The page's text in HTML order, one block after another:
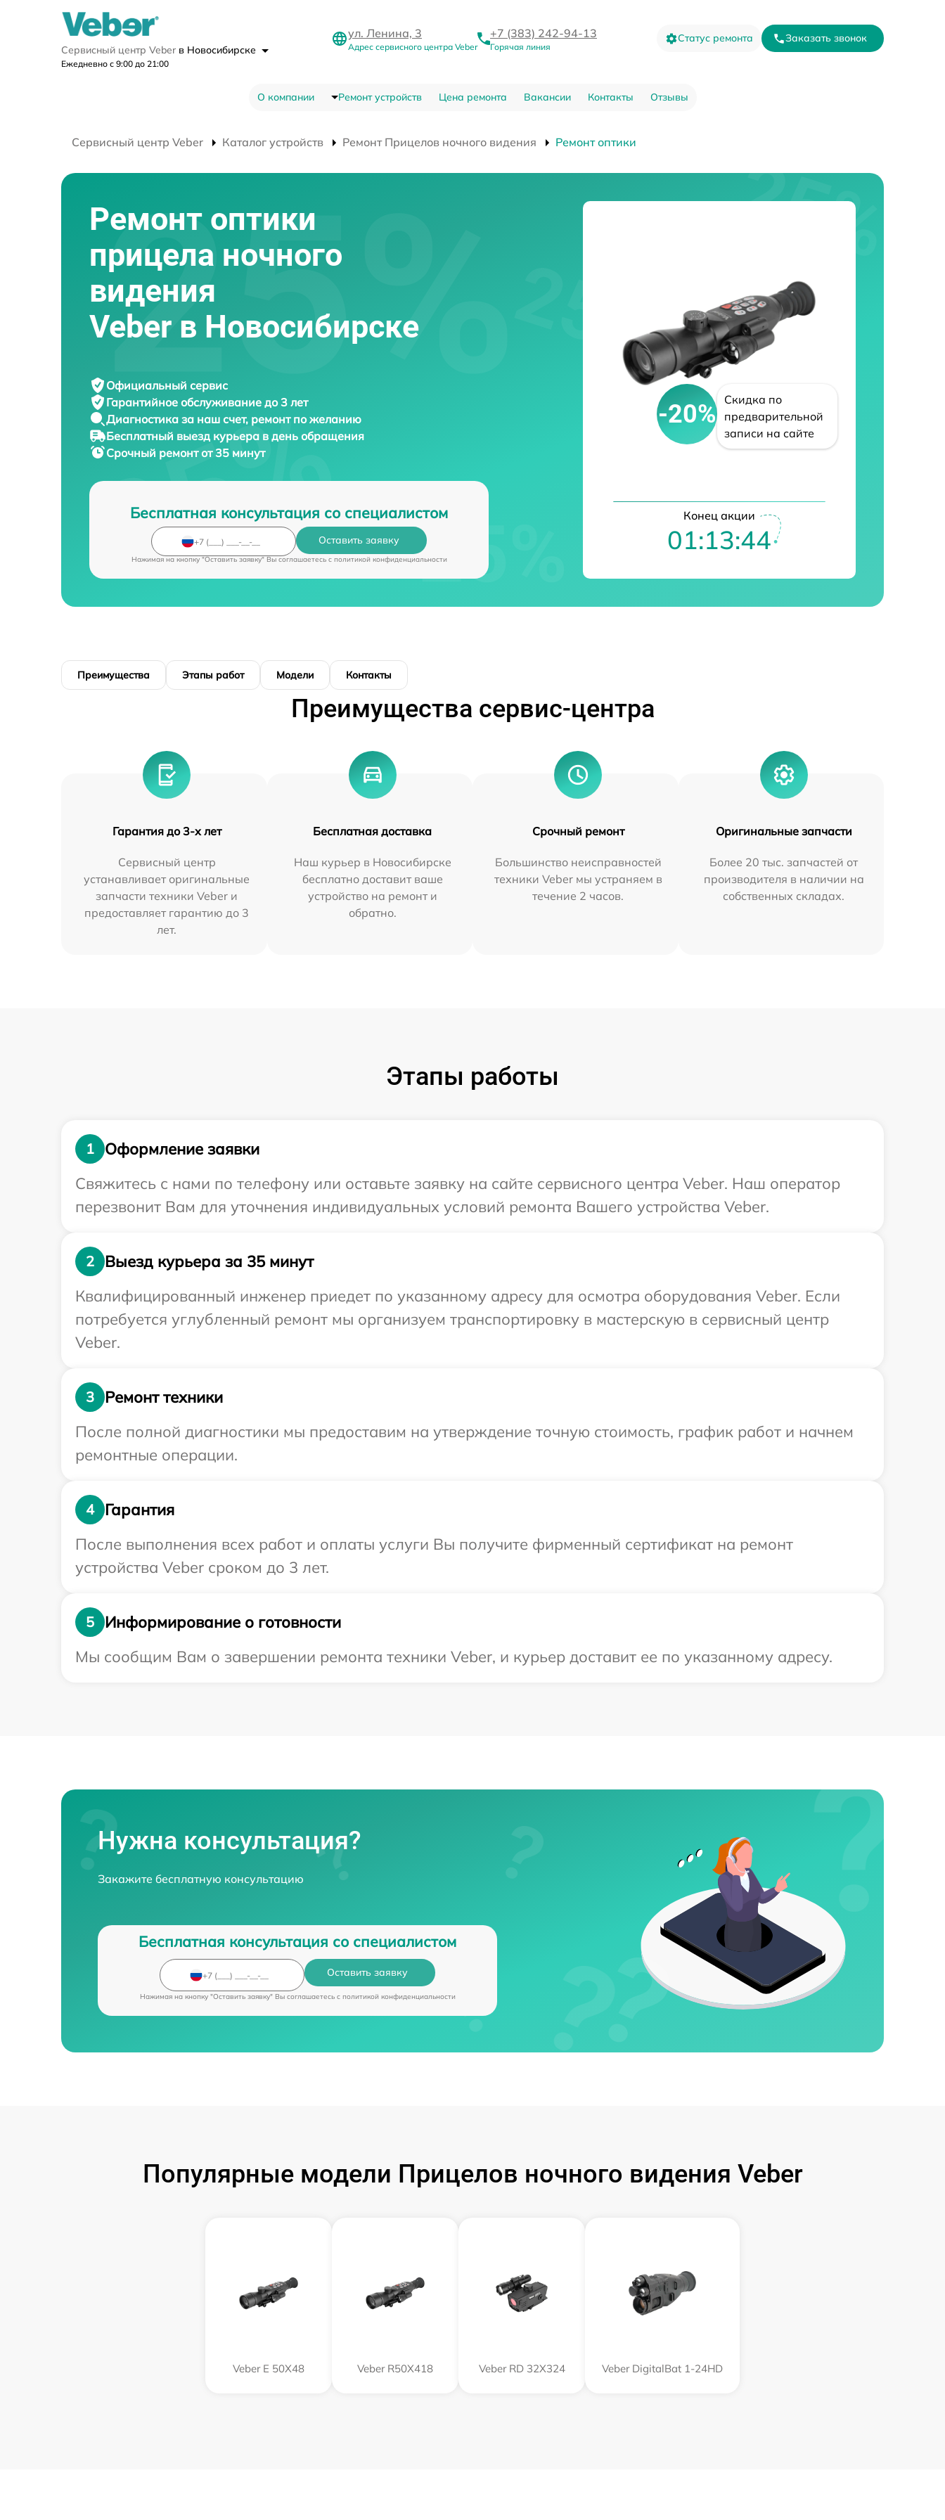
Сервисный центр Veber в Новосибирске
Ежедневно с 9:00 до 21:00
ул. Ленина, 3
Адрес сервисного центра Veber
+7 (383) 242-94-13
Горячая линия
Статус ремонта Заказать звонок
О компании Ремонт устройств Цена ремонта Вакансии Контакты Отзывы
Сервисный центр Veber Каталог устройств Ремонт Прицелов ночного видения Ремонт оптики
Ремонт оптики
прицела ночного
видения
Veber в Новосибирске
Официальный сервис
Гарантийное обслуживание до 3 лет
Диагностика за наш счет, ремонт по желанию
Бесплатный выезд курьера в день обращения
Срочный ремонтот 35 минут
Бесплатная консультация со специалистом
Оставить заявку
Нажимая на кнопку "Оставить заявку" Вы соглашаетесь c политикой конфиденциальности
-20%
Скидка по
предварительной
записи на сайте
Конец акции
01:13:43
Преимущества Этапы работ Модели Контакты
Преимущества сервис-центра
Гарантия до 3-х лет
Сервисный центр
устанавливает оригинальные
запчасти техники Veber и
предоставляет гарантию до 3
лет.
Бесплатная доставка
Наш курьер в Новосибирске
бесплатно доставит ваше
устройство на ремонт и
обратно.
Срочный ремонт
Большинство неисправностей
техники Veber мы устраняем в
течение 2 часов.
Оригинальные запчасти
Более 20 тыс. запчастей от
производителя в наличии на
собственных складах.
Этапы работы
1
Оформление заявки
Свяжитесь с нами по телефону или оставьте заявку на сайте сервисного центра Veber. Наш оператор
перезвонит Вам для уточнения индивидуальных условий ремонта Вашего устройства Veber.
2
Выезд курьера за 35 минут
Квалифицированный инженер приедет по указанному адресу для осмотра оборудования Veber. Если
потребуется углубленный ремонт мы организуем транспортировку в мастерскую в сервисный центр
Veber.
3
Ремонт техники
После полной диагностики мы предоставим на утверждение точную стоимость, график работ и начнем
ремонтные операции.
4
Гарантия
После выполнения всех работ и оплаты услуги Вы получите фирменный сертификат на ремонт
устройства Veber сроком до 3 лет.
5
Информирование о готовности
Мы сообщим Вам о завершении ремонта техники Veber, и курьер доставит ее по указанному адресу.
Нужна консультация?
Закажите бесплатную консультацию
Бесплатная консультация со специалистом
Оставить заявку
Нажимая на кнопку "Оставить заявку" Вы соглашаетесь c политикой конфиденциальности
Популярные модели Прицелов ночного видения Veber
Veber E 50X48 Veber R50X418 Veber RD 32X324 Veber DigitalBat 1-24HD